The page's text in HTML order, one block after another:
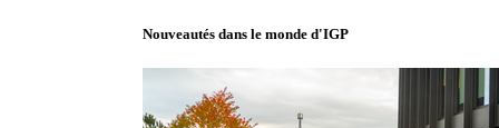
Nouveautés dans le monde d'IGP